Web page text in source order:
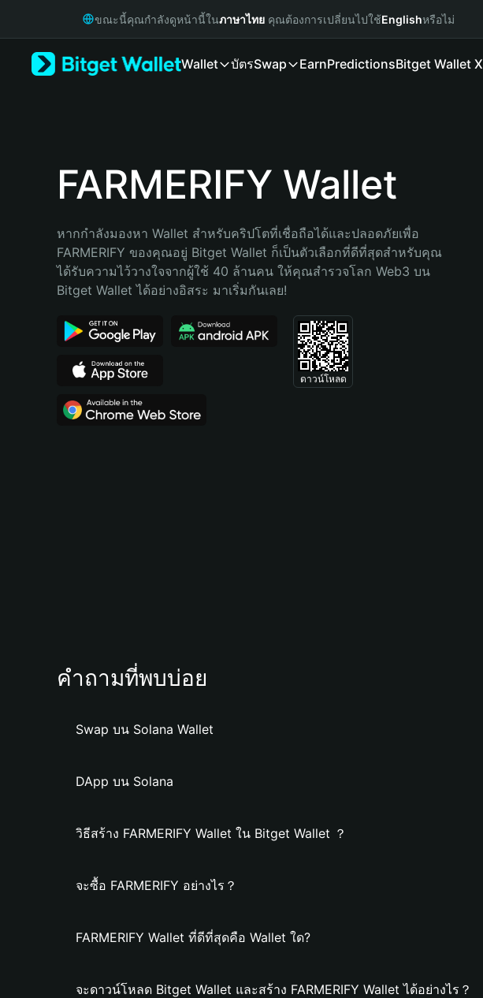
Русский
Bahasa Indonesia
Português (Brasil)
ขณะนี้คุณกำลังดูหน้านี้ในภาษาไทย คุณต้องการเปลี่ยนไปใช้Englishหรือไม่
Wallet บัตรSwap EarnPredictionsBitget Wallet X
FARMERIFY Wallet
หากกำลังมองหา Wallet สำหรับคริปโตที่เชื่อถือได้และปลอดภัยเพื่อ
FARMERIFY ของคุณอยู่ Bitget Wallet ก็เป็นตัวเลือกที่ดีที่สุดสำหรับคุณ
ได้รับความไว้วางใจจากผู้ใช้ 40 ล้านคน ให้คุณสำรวจโลก Web3 บน
Bitget Wallet ได้อย่างอิสระ มาเริ่มกันเลย!
ดาวน์โหลด
คำถามที่พบบ่อย
Swap บน Solana Wallet
DApp บน Solana
วิธีสร้าง FARMERIFY Wallet ใน Bitget Wallet ？
จะซื้อ FARMERIFY อย่างไร？
FARMERIFY Wallet ที่ดีที่สุดคือ Wallet ใด?
จะดาวน์โหลด Bitget Wallet และสร้าง FARMERIFY Wallet ได้อย่างไร？